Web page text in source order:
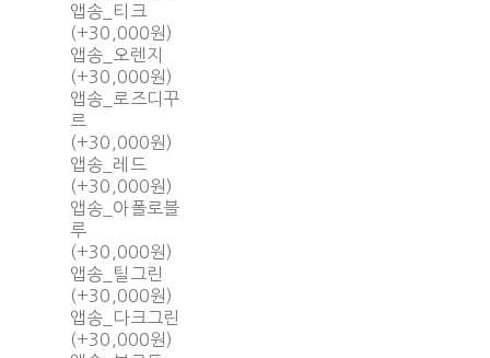
앱송_티크
(+30,000원)
앱송_오렌지
(+30,000원)
앱송_로즈디꾸
르
(+30,000원)
앱송_레드
(+30,000원)
앱송_아폴로블
루
(+30,000원)
앱송_틸그린
(+30,000원)
앱송_다크그린
(+30,000원)